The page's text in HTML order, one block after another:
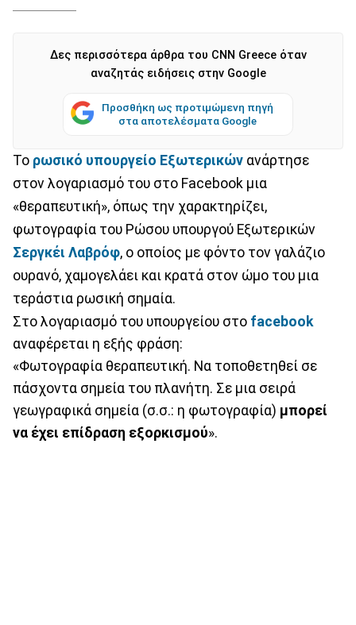
Δες περισσότερα άρθρα του CNN Greece όταν
αναζητάς ειδήσεις στην Google
Προσθήκη ως προτιμώμενη πηγή
στα αποτελέσματα Google
Το ρωσικό υπουργείο Εξωτερικών ανάρτησε
στον λογαριασμό του στο Facebook μια
«θεραπευτική», όπως την χαρακτηρίζει,
φωτογραφία του Ρώσου υπουργού Εξωτερικών
Σεργκέι Λαβρόφ, ο οποίος με φόντο τον γαλάζιο
ουρανό, χαμογελάει και κρατά στον ώμο του μια
τεράστια ρωσική σημαία.
Στο λογαριασμό του υπουργείου στο facebook
αναφέρεται η εξής φράση:
«Φωτογραφία θεραπευτική. Να τοποθετηθεί σε
πάσχοντα σημεία του πλανήτη. Σε μια σειρά
γεωγραφικά σημεία (σ.σ.: η φωτογραφία) μπορεί
να έχει επίδραση εξορκισμού».